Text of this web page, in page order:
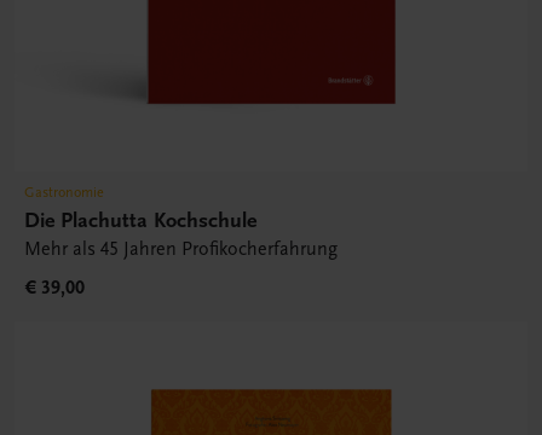
Gastronomie
Die Plachutta Kochschule
Mehr als 45 Jahren Profikocherfahrung
€ 39,00